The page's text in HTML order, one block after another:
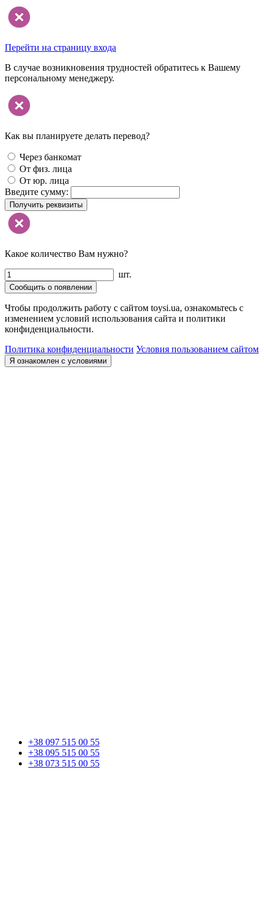
Перейти на страницу входа
В случае возникновения трудностей обратитесь к Вашему
персональному менеджеру.
Как вы планируете делать перевод?
Через банкомат
От физ. лица
От юр. лица
Введите сумму:
Получить реквизиты
Какое количество Вам нужно?
шт.
Сообщить о появлении
Чтобы продолжить работу с сайтом toysi.ua, ознакомьтесь с
изменением условий использования сайта и политики
конфиденциальности.
Политика конфиденциальности Условия пользованием сайтом
Я ознакомлен с условиями
+38 097 515 00 55
+38 095 515 00 55
+38 073 515 00 55